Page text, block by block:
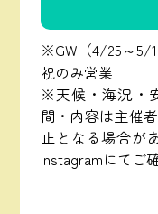
※GW（4/25～5/
祝のみ営業
※天候・海況・
間・内容は主催
止となる場合が
Instagramにてご